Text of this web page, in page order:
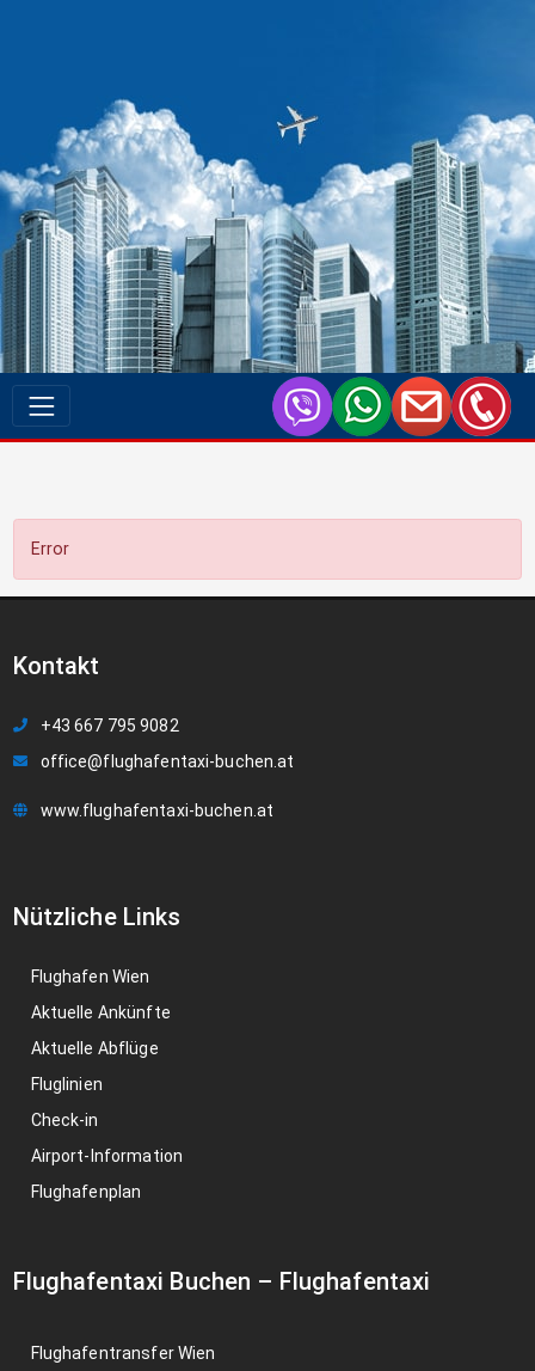
Error
Kontakt
+43 667 795 9082
office@flughafentaxi-buchen.at
www.flughafentaxi-buchen.at
Nützliche Links
Flughafen Wien
Aktuelle Ankünfte
Aktuelle Abflüge
Fluglinien
Check-in
Airport-Information
Flughafenplan
Flughafentaxi Buchen – Flughafentaxi
Flughafentransfer Wien